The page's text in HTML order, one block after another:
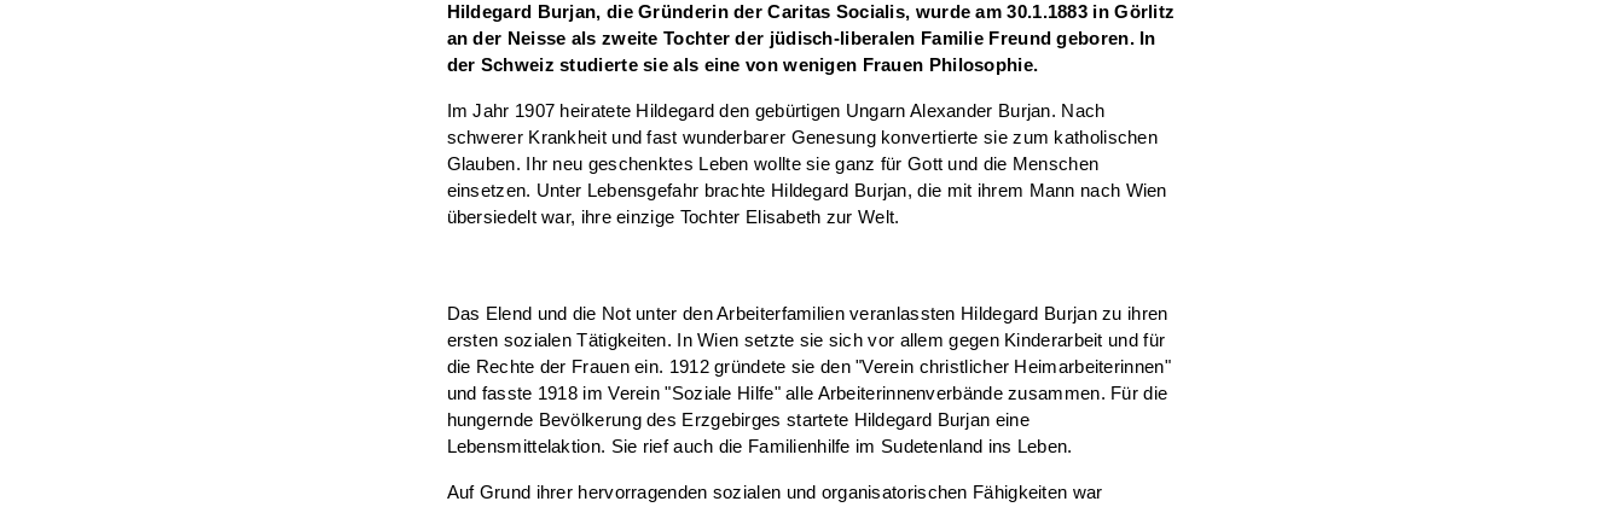
Hildegard Burjan, die Gründerin der Caritas Socialis, wurde am 30.1.1883 in Görlitz
an der Neisse als zweite Tochter der jüdisch-liberalen Familie Freund geboren. In
der Schweiz studierte sie als eine von wenigen Frauen Philosophie.
Im Jahr 1907 heiratete Hildegard den gebürtigen Ungarn Alexander Burjan. Nach
schwerer Krankheit und fast wunderbarer Genesung konvertierte sie zum katholischen
Glauben. Ihr neu geschenktes Leben wollte sie ganz für Gott und die Menschen
einsetzen. Unter Lebensgefahr brachte Hildegard Burjan, die mit ihrem Mann nach Wien
übersiedelt war, ihre einzige Tochter Elisabeth zur Welt.
Das Elend und die Not unter den Arbeiterfamilien veranlassten Hildegard Burjan zu ihren
ersten sozialen Tätigkeiten. In Wien setzte sie sich vor allem gegen Kinderarbeit und für
die Rechte der Frauen ein. 1912 gründete sie den "Verein christlicher Heimarbeiterinnen"
und fasste 1918 im Verein "Soziale Hilfe" alle Arbeiterinnenverbände zusammen. Für die
hungernde Bevölkerung des Erzgebirges startete Hildegard Burjan eine
Lebensmittelaktion. Sie rief auch die Familienhilfe im Sudetenland ins Leben.
Auf Grund ihrer hervorragenden sozialen und organisatorischen Fähigkeiten war